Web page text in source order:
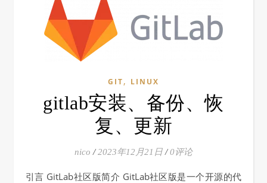
GIT, LINUX
gitlab安装、备份、恢
复、更新
nico / 2023年12月21日 / 0评论
引言 GitLab社区版简介 GitLab社区版是一个开源的代